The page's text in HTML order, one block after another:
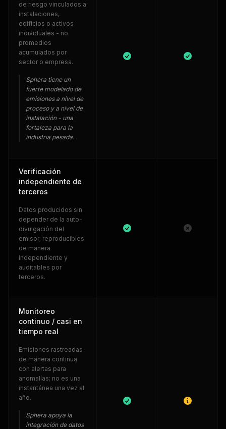
de riesgo vinculados a
instalaciones,
edificios o activos
individuales - no
promedios
acumulados por
sector o empresa.
Sphera tiene un
fuerte modelado de
emisiones a nivel de
proceso y a nivel de
instalación - una
fortaleza para la
industria pesada.
Verificación
independiente de
terceros
Datos producidos sin
depender de la auto-
divulgación del
emisor; reproducibles
de manera
independiente y
auditables por
terceros.
Monitoreo
continuo / casi en
tiempo real
Emisiones rastreadas
de manera continua
con alertas para
anomalías; no es una
instantánea una vez al
año.
Sphera apoya la
integración de datos